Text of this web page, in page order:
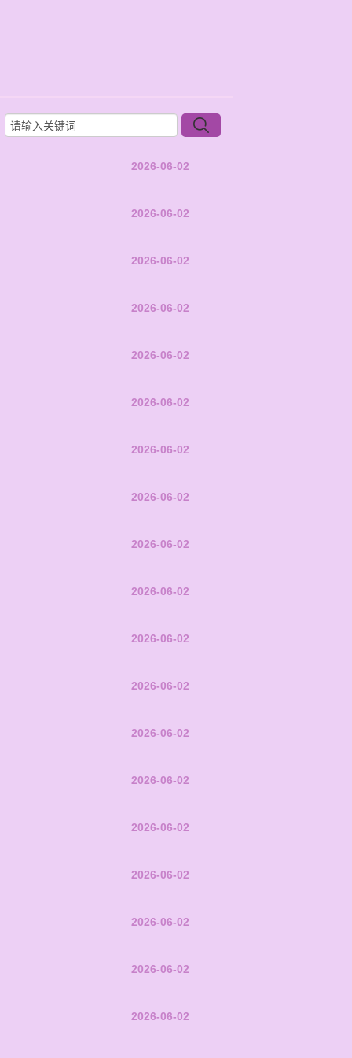
2026-06-02
2026-06-02
2026-06-02
2026-06-02
2026-06-02
2026-06-02
2026-06-02
2026-06-02
2026-06-02
2026-06-02
2026-06-02
2026-06-02
2026-06-02
2026-06-02
2026-06-02
2026-06-02
2026-06-02
2026-06-02
2026-06-02